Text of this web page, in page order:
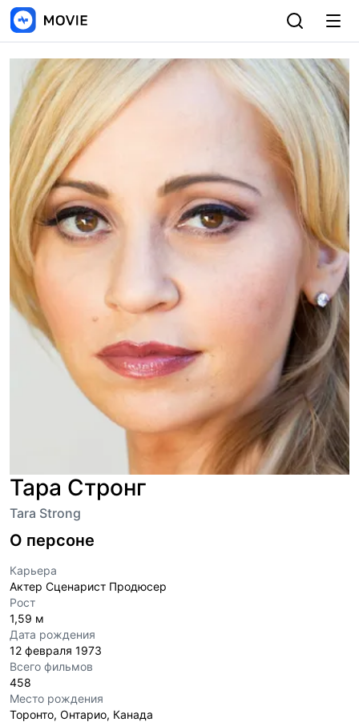
Тара Стронг
Tara Strong
О персоне
Карьера
Актер Сценарист Продюсер
Рост
1,59 м
Дата рождения
12 февраля 1973
Всего фильмов
458
Место рождения
Торонто, Онтарио, Канада